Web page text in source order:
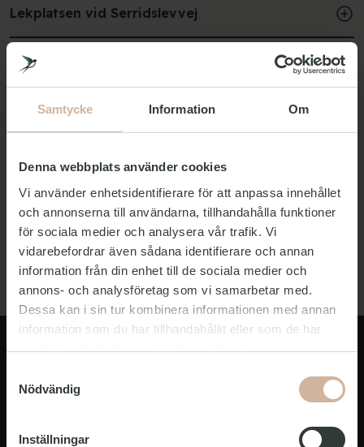
Samtycke Information Om
Denna webbplats använder cookies
Vi använder enhetsidentifierare för att anpassa innehållet
och annonserna till användarna, tillhandahålla funktioner
för sociala medier och analysera vår trafik. Vi
vidarebefordrar även sådana identifierare och annan
information från din enhet till de sociala medier och
annons- och analysföretag som vi samarbetar med.
Dessa kan i sin tur kombinera informationen med annan
information som du har tillhandahållit eller som de har
samlat in när du har använt deras tjänster.
Nödvändig
Inställningar
Lekplatsen vid Serridslevvej
Tårnlekplatsen
Trafiklekplatsen
Sinnehagen
Vattenlekplatsen (sommar)